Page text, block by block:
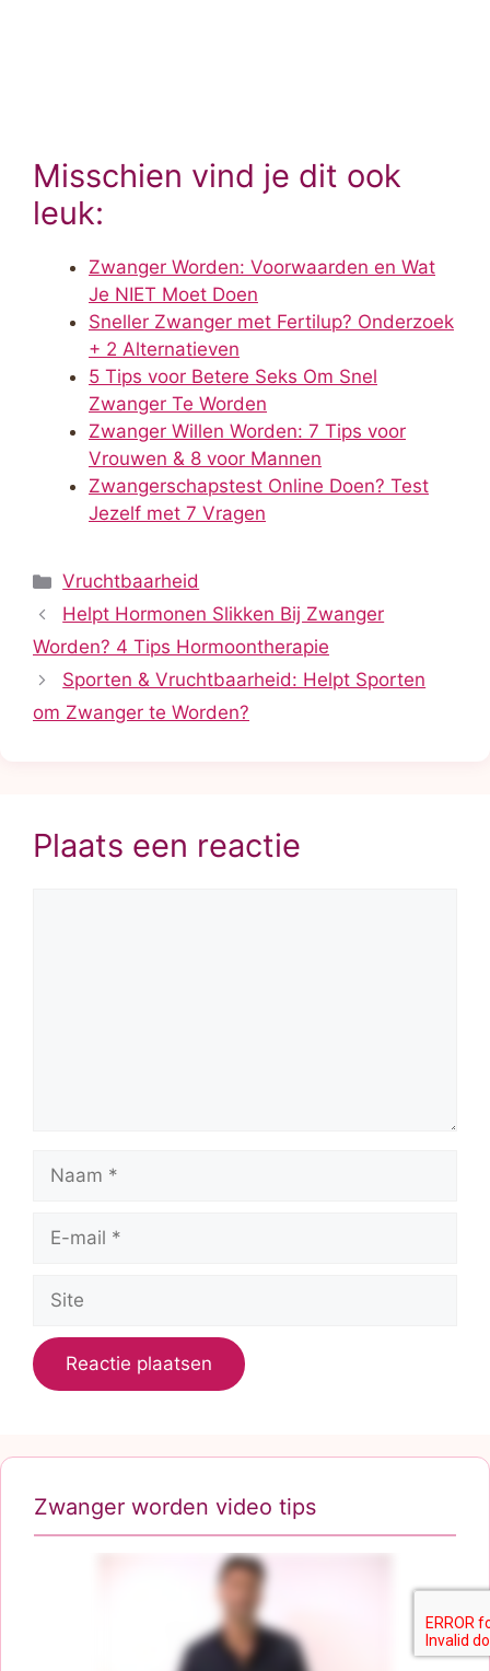
Misschien vind je dit ook
leuk:
Zwanger Worden: Voorwaarden en Wat
Je NIET Moet Doen
Sneller Zwanger met Fertilup? Onderzoek
+ 2 Alternatieven
5 Tips voor Betere Seks Om Snel
Zwanger Te Worden
Zwanger Willen Worden: 7 Tips voor
Vrouwen & 8 voor Mannen
Zwangerschapstest Online Doen? Test
Jezelf met 7 Vragen
Categorieën
Vruchtbaarheid
Helpt Hormonen Slikken Bij Zwanger
Worden? 4 Tips Hormoontherapie
Sporten & Vruchtbaarheid: Helpt Sporten
om Zwanger te Worden?
Plaats een reactie
Naam
Site
Zwanger worden video tips